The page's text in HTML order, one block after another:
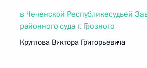
в Чеченской Республикесудьей
районного суда г. Грозного
Круглова Виктора Григорьевича